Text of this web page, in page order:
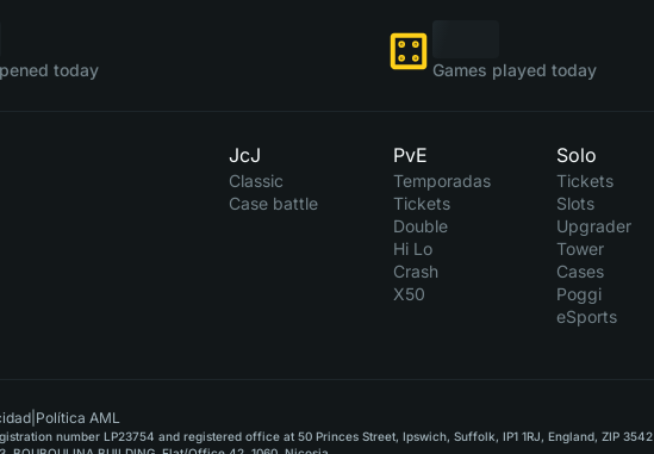
today Games played today
JcJ
Classic
Case battle
PvE
Temporadas
Tickets
Double
Hi Lo
Crash
X50
Solo
Tickets
Slots
Upgrader
Tower
Cases
Poggi
eSports
Política AML
number LP23754 and registered office at 50 Princes Street, Ipswich, Suffolk, IP1 1RJ, England, ZIP 3542